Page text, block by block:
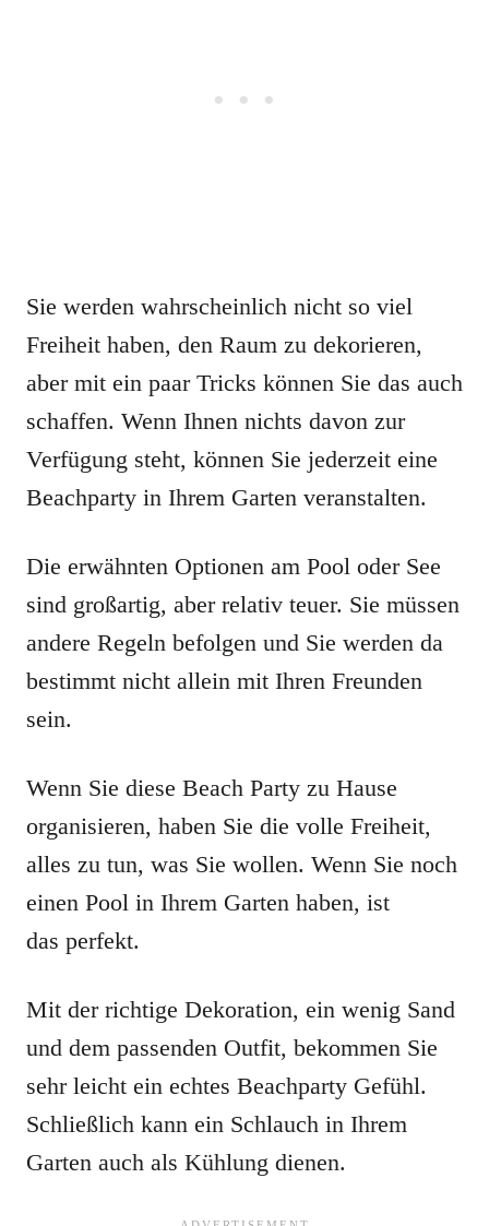
Sie werden wahrscheinlich nicht so viel
Freiheit haben, den Raum zu dekorieren,
aber mit ein paar Tricks können Sie das auch
schaffen. Wenn Ihnen nichts davon zur
Verfügung steht, können Sie jederzeit eine
Beachparty in Ihrem Garten veranstalten.
Die erwähnten Optionen am Pool oder See
sind großartig, aber relativ teuer. Sie müssen
andere Regeln befolgen und Sie werden da
bestimmt nicht allein mit Ihren Freunden
sein.
Wenn Sie diese Beach Party zu Hause
organisieren, haben Sie die volle Freiheit,
alles zu tun, was Sie wollen. Wenn Sie noch
einen Pool in Ihrem Garten haben, ist
das perfekt.
Mit der richtige Dekoration, ein wenig Sand
und dem passenden Outfit, bekommen Sie
sehr leicht ein echtes Beachparty Gefühl.
Schließlich kann ein Schlauch in Ihrem
Garten auch als Kühlung dienen.